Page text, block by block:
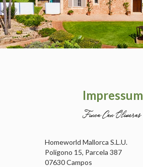
Impressum
Homeworld Mallorca S.L.U.
Polígono 15, Parcela 387
07630 Campos